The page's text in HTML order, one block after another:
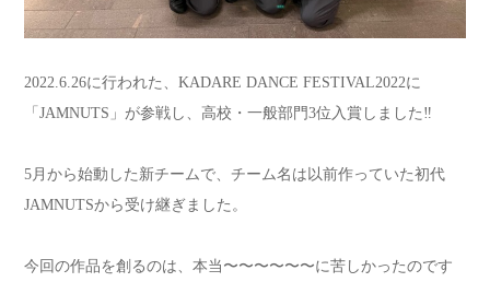
2022.6.26に行われた、KADARE DANCE FESTIVAL2022に
「 JAMNUTS 」が参戦し、高校・一般部門3位入賞しました ‼︎
5月から始動した新チームで、チーム名は以前作っていた初代
JAMNUTSから受け継ぎました。
今回の作品を創るのは、本当〜〜〜〜〜〜に苦しかったのです